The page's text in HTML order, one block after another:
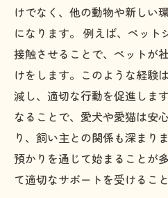
けでなく、他の動物や新しい
になります。 例えば、ペット
接触させることで、ペットが
けをします。このような経験
減し、適切な行動を促進しま
なることで、愛犬や愛猫は安
り、飼い主との関係も深まり
預かりを通じて始まることが
て適切なサポートを受けるこ